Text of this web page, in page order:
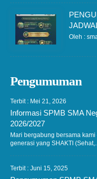
Oleh :
Pengumuman
Terbit : Mei 21, 2026
Informasi SPMB SMA
2026/2027
Mari bergabung bersama
generasi yang SHAKTI (Sehat,..
Terbit : Juni 15, 2025